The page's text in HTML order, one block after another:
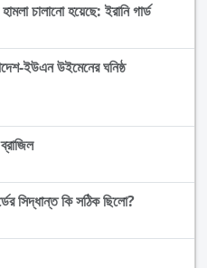
হামলা চালানো হয়েছে: ইরানি গার্ড
ইউএন উইমেনের ঘনিষ্ঠ
সিদ্ধান্ত কি সঠিক ছিলো?